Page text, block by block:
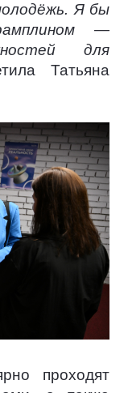
Я бы
—
для
Татьяна
проходят